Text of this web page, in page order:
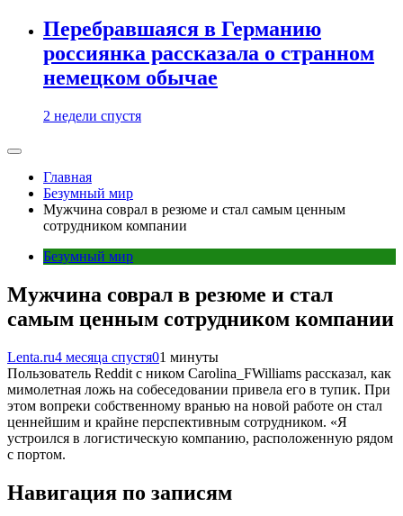
Перебравшаяся в Германию
россиянка рассказала о странном
немецком обычае
2 недели спустя
Главная
Безумный мир
Мужчина соврал в резюме и стал самым ценным
сотрудником компании
Безумный мир
Мужчина соврал в резюме и стал
самым ценным сотрудником компании
Lenta.ru4 месяца спустя01 минуты
Пользователь Reddit с ником Carolina_FWilliams рассказал, как
мимолетная ложь на собеседовании привела его в тупик. При
этом вопреки собственному вранью на новой работе он стал
ценнейшим и крайне перспективным сотрудником. «Я
устроился в логистическую компанию, расположенную рядом
с портом.
Навигация по записям